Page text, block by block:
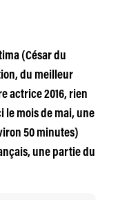
(César du
du meilleur
actrice 2016, rien
le mois de mai, une
50 minutes)
une partie du